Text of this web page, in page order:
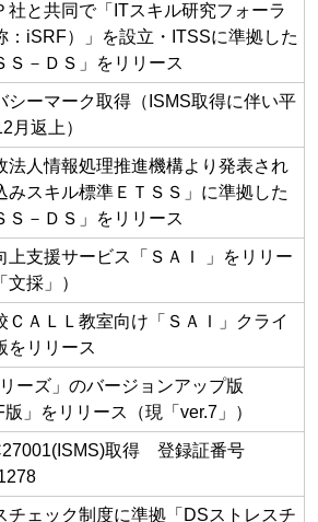
社と共同で「ITスキル研究フォーラ
：iSRF）」を設立・ITSSに準拠した
Ｓ－ＤＳ」をリリース
シーマーク取得（ISMS取得に伴い平
月返上）
法人情報処理推進機構より発表され
みスキル標準ＥＴＳＳ」に準拠した
Ｓ－ＤＳ」をリリース
上支援サービス「ＳＡＩ 」をリリー
文採」）
ＣＡＬＬ教室向け「ＳＡＩ」クライ
をリリース
リーズ」のバージョンアップ版
版」をリリース（現「ver.7」）
取得 登録証番号
チェック制度に準拠「DSストレスチ